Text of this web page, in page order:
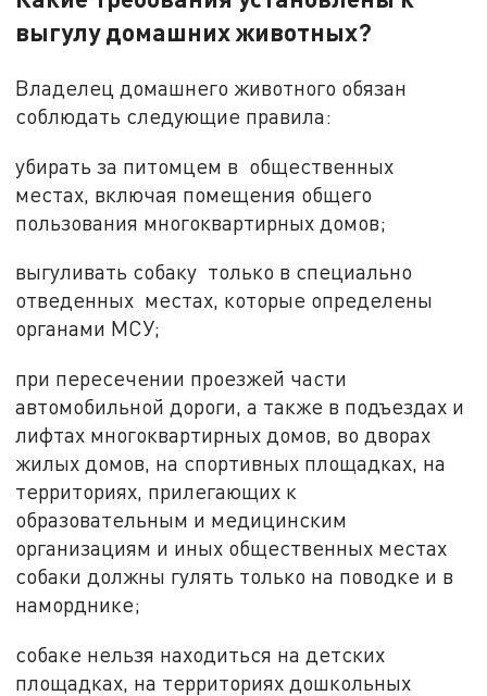
выгулу домашних животных?
Владелец домашнего животного обязан
соблюдать следующие правила:
убирать за питомцем в общественных
местах, включая помещения общего
пользования многоквартирных домов;
выгуливать собаку только в специально
отведенных местах, которые определены
органами МСУ;
при пересечении проезжей части
автомобильной дороги, а также в подъездах и
лифтах многоквартирных домов, во дворах
жилых домов, на спортивных площадках, на
территориях, прилегающих к
образовательным и медицинским
организациям и иных общественных местах
собаки должны гулять только на поводке и в
наморднике;
собаке нельзя находиться на детских
площадках, на территориях дошкольных